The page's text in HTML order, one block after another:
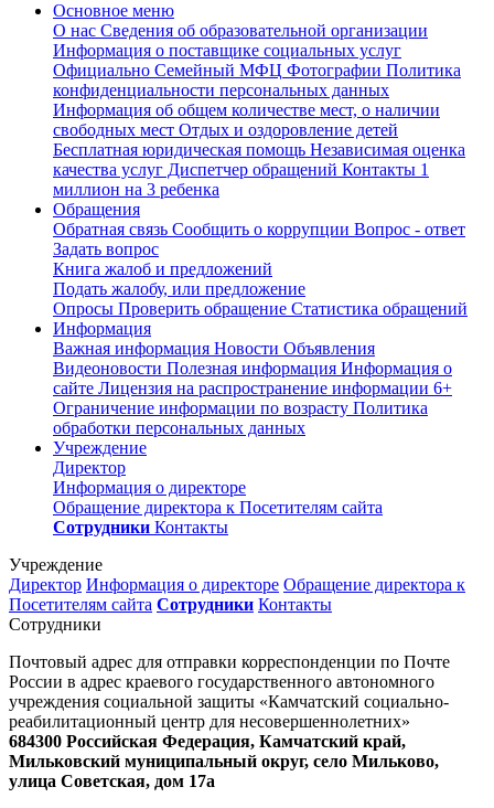
Основное меню
О нас Сведения об образовательной организации
Информация о поставщике социальных услуг
Официально Семейный МФЦ Фотографии Политика
конфиденциальности персональных данных
Информация об общем количестве мест, о наличии
свободных мест Отдых и оздоровление детей
Бесплатная юридическая помощь Независимая оценка
качества услуг Диспетчер обращений Контакты 1
миллион на 3 ребенка
Обращения
Обратная связь Сообщить о коррупции Вопрос - ответ
Задать вопрос
Книга жалоб и предложений
Подать жалобу, или предложение
Опросы Проверить обращение Статистика обращений
Информация
Важная информация Новости Объявления
Видеоновости Полезная информация Информация о
сайте Лицензия на распространение информации 6+
Ограничение информации по возрасту Политика
обработки персональных данных
Учреждение
Директор
Информация о директоре
Обращение директора к Посетителям сайта
Сотрудники Контакты
Учреждение
Директор Информация о директоре Обращение директора к
Посетителям сайта Сотрудники Контакты
Сотрудники
Почтовый адрес для отправки корреспонденции по Почте
России в адрес краевого государственного автономного
учреждения социальной защиты «Камчатский социально-
реабилитационный центр для несовершеннолетних»
684300 Российская Федерация, Камчатский край,
Мильковский муниципальный округ, село Мильково,
улица Советская, дом 17а